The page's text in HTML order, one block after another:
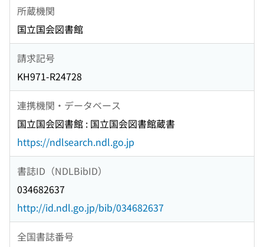
所蔵機関
国立国会図書館
請求記号
KH971-R24728
連携機関・データベース
国立国会図書館 : 国立国会図書館蔵書
https://ndlsearch.ndl.go.jp
書誌ID（NDLBibID）
034682637
http://id.ndl.go.jp/bib/034682637
全国書誌番号